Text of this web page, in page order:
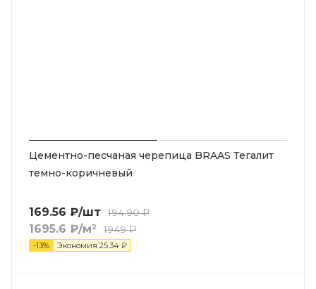
Цементно-песчаная черепица BRAAS Тегалит
темно-коричневый
169.56 ₽/шт 194.90₽
1695.6 ₽/м² 1949 ₽
-13% Экономия 25.34 ₽